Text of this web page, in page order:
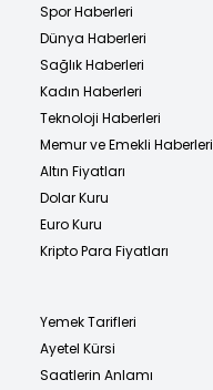
Spor Haberleri
Dünya Haberleri
Sağlık Haberleri
Kadın Haberleri
Teknoloji Haberleri
Memur ve Emekli Haberleri
Altın Fiyatları
Dolar Kuru
Euro Kuru
Kripto Para Fiyatları
Yemek Tarifleri
Ayetel Kürsi
Saatlerin Anlamı